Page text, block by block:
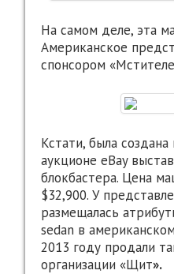
На самом деле, эта
Американское
спонсором
Кстати, была
аукционе еBay
блокбастера. Цена
$32,900. У
размещалась
sedan в
2013 году продали
организации «Щит».